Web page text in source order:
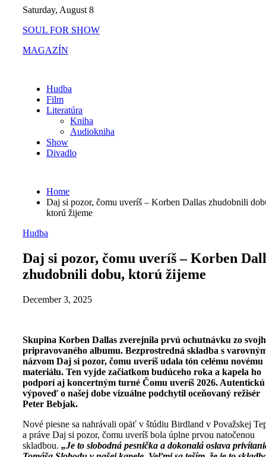
content
Saturday, August 8
SOUL FOR SHOW
MAGAZÍN
Hudba
Film
Literatúra
Kniha
Audiokniha
Show
Divadlo
Home
Daj si pozor, čomu uveríš – Korben Dallas zhudobnili
ktorú žijeme
Hudba
Daj si pozor, čomu uveríš – Korben
zhudobnili dobu, ktorú žijeme
December 3, 2025
Skupina Korben Dallas zverejnila prvú ochutnávku zo
pripravovaného albumu. Bezprostredná skladba s
názvom Daj si pozor, čomu uveríš udala tón celému novému
materiálu. Ten vyjde začiatkom budúceho roka a kapela ho
podporí aj koncertným turné Čomu uveríš 2026. Autentickú
výpoveď o našej dobe vizuálne podchytil oceňovaný režisér
Peter Bebjak.
Nové piesne sa nahrávali opäť v štúdiu Birdland v Považskej
a práve Daj si pozor, čomu uveríš bola úplne prvou natočenou
skladbou. „Je to slobodná pesnička a dokonalá oslava